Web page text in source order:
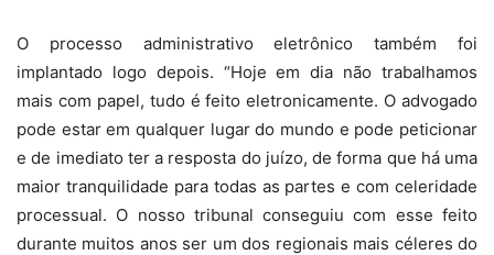
O processo administrativo eletrônico também foi
implantado logo depois. “Hoje em dia não trabalhamos
mais com papel, tudo é feito eletronicamente. O advogado
pode estar em qualquer lugar do mundo e pode peticionar
e de imediato ter a resposta do juízo, de forma que há uma
maior tranquilidade para todas as partes e com celeridade
processual. O nosso tribunal conseguiu com esse feito
durante muitos anos ser um dos regionais mais céleres do